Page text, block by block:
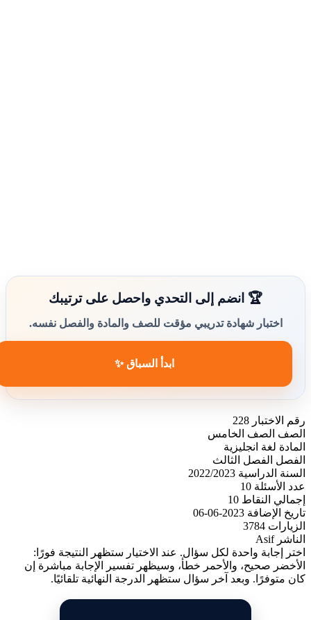
🏆 انضم إلى التحدي واحصل على ترتيبك
اختبار شهادة تدريبي مؤقت للصف والمادة والفصل نفسه.
ابدأ السباق ✨
رقم الاختبار 228
الصف
الصف الخامس
المادة لغة انجليزية
الفصل
الفصل الثالث
السنة الدراسية 2022/2023
عدد الأسئلة 10
إجمالي النقاط 10
تاريخ الإضافة 2023-06-06
الزيارات 3784
الناشر Asif
اختر إجابة واحدة لكل سؤال. عند الاختيار ستظهر النتيجة فورًا:
الأخضر صحيح، والأحمر خطأ، وسيظهر تفسير الإجابة مباشرة إن
كان متوفرًا. وبعد آخر سؤال ستظهر الدرجة النهائية تلقائيًا.